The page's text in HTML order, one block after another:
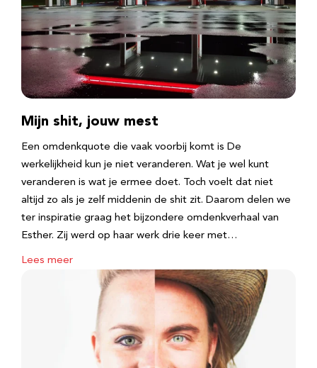
Mijn shit, jouw mest
Een omdenkquote die vaak voorbij komt is De
werkelijkheid kun je niet veranderen. Wat je wel kunt
veranderen is wat je ermee doet. Toch voelt dat niet
altijd zo als je zelf middenin de shit zit. Daarom delen we
ter inspiratie graag het bijzondere omdenkverhaal van
Esther. Zij werd op haar werk drie keer met…
Lees meer